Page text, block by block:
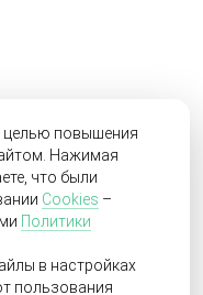
повышения
Нажимая
что были
Cookies –
Политики
в настройках
пользования